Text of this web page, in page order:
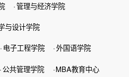
·管理与经济学院
与设计学院
· 电子工程学院 ·外国语学院
· 公共管理学院 ·MBA教育中心